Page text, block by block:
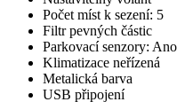
Počet míst k sezení: 5
Filtr pevných částic
Parkovací senzory: Ano
Klimatizace neřízená
Metalická barva
USB připojení